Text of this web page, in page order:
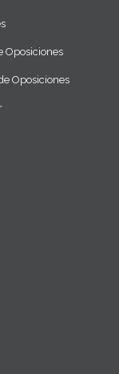
Oposiciones
Oposiciones